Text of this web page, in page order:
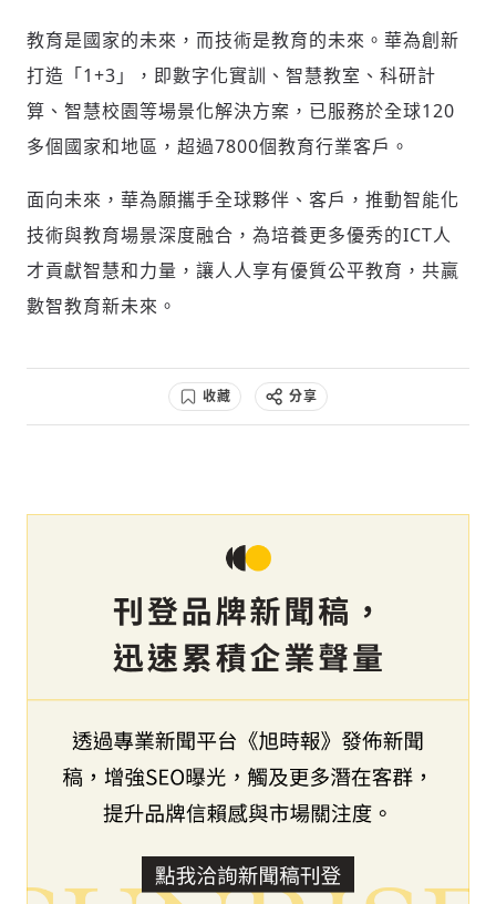
教育是國家的未來，而技術是教育的未來。華為創新
打造「1+3」，即數字化實訓、智慧教室、科研計
算、智慧校園等場景化解決方案，已服務於全球120
多個國家和地區，超過7800個教育行業客戶。
面向未來，華為願攜手全球夥伴、客戶，推動智能化
技術與教育場景深度融合，為培養更多優秀的ICT人
才貢獻智慧和力量，讓人人享有優質公平教育，共贏
數智教育新未來。
收藏 分享